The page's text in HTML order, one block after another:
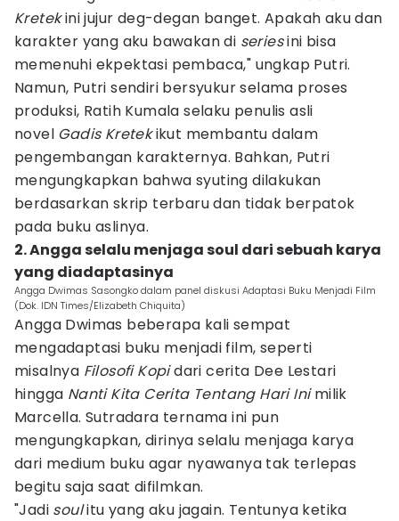
Kretekini jujur deg-degan banget. Apakah aku dan
karakter yang aku bawakan di seriesini bisa
memenuhi ekpektasi pembaca," ungkap Putri.
Namun, Putri sendiri bersyukur selama proses
produksi, Ratih Kumala selaku penulis asli
novel Gadis Kretekikut membantu dalam
pengembangan karakternya. Bahkan, Putri
mengungkapkan bahwa syuting dilakukan
berdasarkan skrip terbaru dan tidak berpatok
pada buku aslinya.
2. Angga selalu menjaga soul dari sebuah karya
yang diadaptasinya
Angga Dwimas Sasongko dalam panel diskusi Adaptasi Buku Menjadi Film
(Dok. IDN Times/Elizabeth Chiquita)
Angga Dwimas beberapa kali sempat
mengadaptasi buku menjadi film, seperti
misalnya Filosofi Kopidari cerita Dee Lestari
hingga Nanti Kita Cerita Tentang Hari Inimilik
Marcella. Sutradara ternama ini pun
mengungkapkan, dirinya selalu menjaga karya
dari medium buku agar nyawanya tak terlepas
begitu saja saat difilmkan.
"Jadi soulitu yang aku jagain. Tentunya ketika